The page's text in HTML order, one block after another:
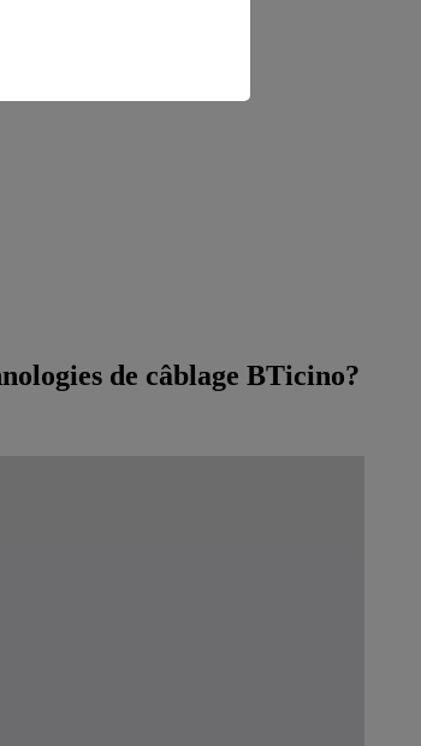
de câblage BTicino?